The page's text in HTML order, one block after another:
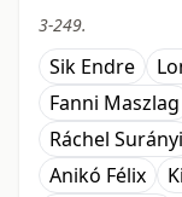
3-249.
Sik Endre
Fanni Maszlag
Ráchel Surányi
Anikó Félix